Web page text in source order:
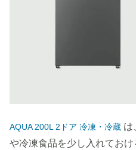
AQUA 200L 2ドア 冷凍・冷蔵 は
や冷凍食品を少し入れてお